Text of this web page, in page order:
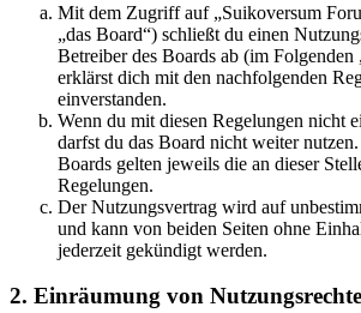
Mit dem Zugriff auf „Suikoversum
„das Board“) schließt du einen
Betreiber des Boards ab (im Folgenden
erklärst dich mit den nachfolgenden
einverstanden.
Wenn du mit diesen Regelungen nicht
darfst du das Board nicht weiter
Boards gelten jeweils die an dieser
Regelungen.
Der Nutzungsvertrag wird auf
und kann von beiden Seiten ohne
jederzeit gekündigt werden.
2. Einräumung von